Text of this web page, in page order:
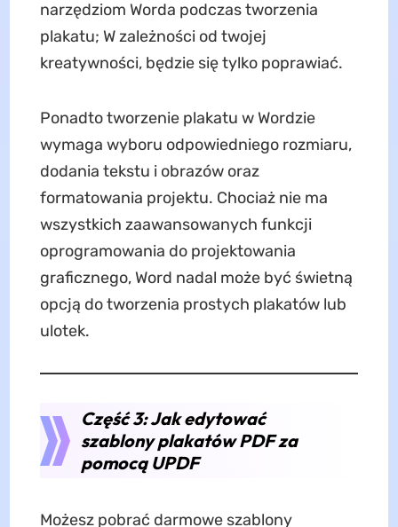
narzędziom Worda podczas tworzenia
plakatu; W zależności od twojej
kreatywności, będzie się tylko poprawiać.
Ponadto tworzenie plakatu w Wordzie
wymaga wyboru odpowiedniego rozmiaru,
dodania tekstu i obrazów oraz
formatowania projektu. Chociaż nie ma
wszystkich zaawansowanych funkcji
oprogramowania do projektowania
graficznego, Word nadal może być świetną
opcją do tworzenia prostych plakatów lub
ulotek.
Część 3: Jak edytować
szablony plakatów PDF za
pomocą UPDF
Możesz pobrać darmowe szablony